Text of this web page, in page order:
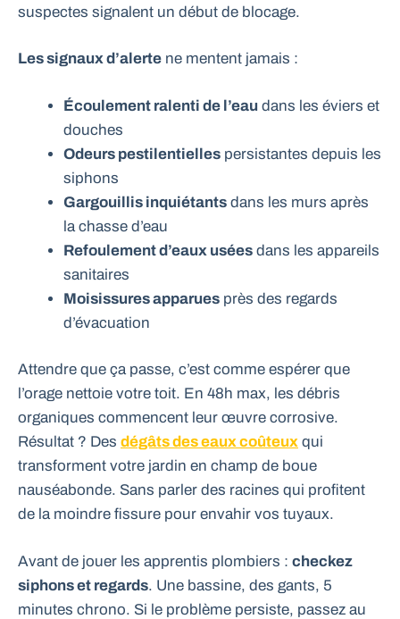
suspectes signalent un début de blocage.
Les signaux d’alerte ne mentent jamais :
Écoulement ralenti de l’eau dans les éviers et
douches
Odeurs pestilentielles persistantes depuis les
siphons
Gargouillis inquiétants dans les murs après
la chasse d’eau
Refoulement d’eaux usées dans les appareils
sanitaires
Moisissures apparues près des regards
d’évacuation
Attendre que ça passe, c’est comme espérer que
l’orage nettoie votre toit. En 48h max, les débris
organiques commencent leur œuvre corrosive.
Résultat ? Des dégâts des eaux coûteux qui
transforment votre jardin en champ de boue
nauséabonde. Sans parler des racines qui profitent
de la moindre fissure pour envahir vos tuyaux.
Avant de jouer les apprentis plombiers : checkez
siphons et regards. Une bassine, des gants, 5
minutes chrono. Si le problème persiste, passez au